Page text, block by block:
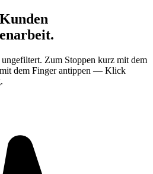
Zum Stoppen kurz mit dem
dem Finger antippen — Klick